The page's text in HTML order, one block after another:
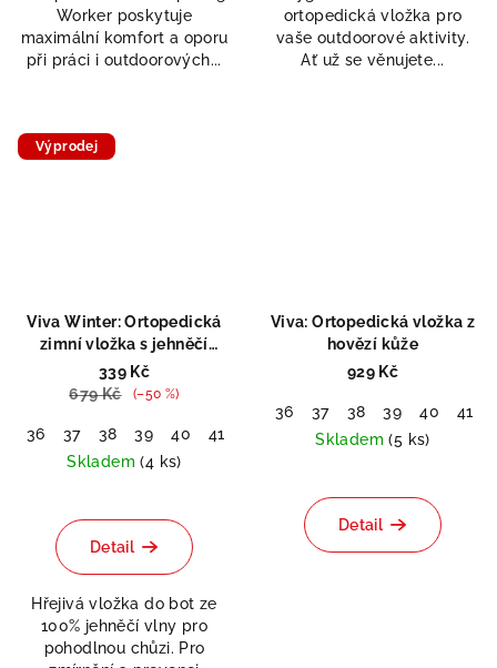
5
hvězdiček.
Worker poskytuje
maximální komfort a oporu
při práci i outdoorových...
5
hvězdiček.
ortopedická vložka pro
vaše outdoorové aktivity.
Ať už se věnujete...
Výprodej
Viva Winter: Ortopedická
zimní vložka s jehněčí
vlnou
339 Kč
679 Kč
(–50 %)
36 37 38 39 40 41 45 46 47
48
Skladem(4 ks)
hodnocení
produktu
z
5
hvězdiček.
Detail
Hřejivá vložka do bot ze
100% jehněčí vlny pro
pohodlnou chůzi. Pro
Viva: Ortopedická vložka z
hovězí kůže
929 Kč
36 37 38 39 40 41
Skladem(5 ks)
hodnocení
produktu
Detail